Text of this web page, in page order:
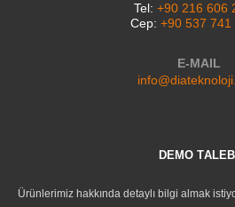
Tel: +90 216 606
Cep: +90 537 741
E-MAIL
DEMO
Ürünlerimiz hakkında detaylı bilgi almak